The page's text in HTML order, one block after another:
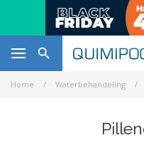

Home Waterbehandeling